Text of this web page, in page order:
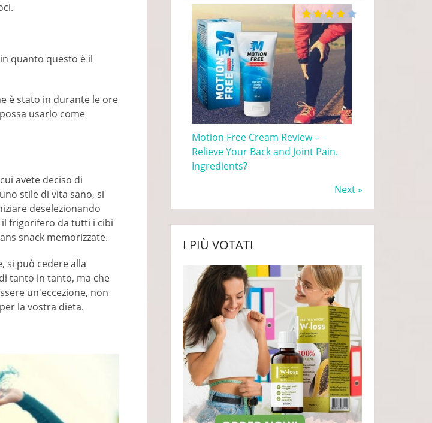
quanto questo è il
è stato in durante le ore
usarlo come
avete deciso di
stile di vita sano, si
deselezionando
frigorifero da tutti i cibi
snack memorizzate.
si può cedere alla
tanto in tanto, ma che
un'eccezione, non
la vostra dieta.
Motion Free Cream Review –
Relieve Your Back and Joint Pain.
Ingredients?
Next »
I PIÙ VOTATI